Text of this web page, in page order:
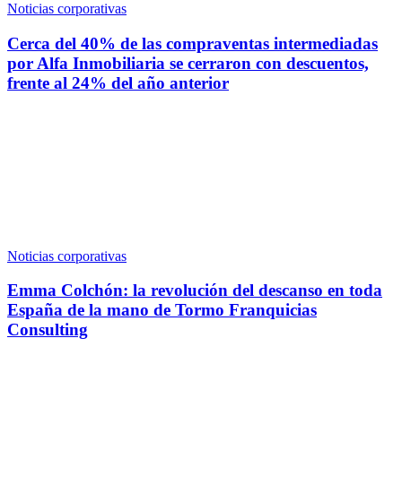
Noticias corporativas
Cerca del 40% de las compraventas intermediadas
por Alfa Inmobiliaria se cerraron con descuentos,
frente al 24% del año anterior
Noticias corporativas
Emma Colchón: la revolución del descanso en toda
España de la mano de Tormo Franquicias
Consulting